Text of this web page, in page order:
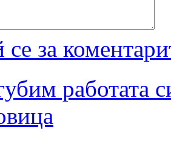
за
работата